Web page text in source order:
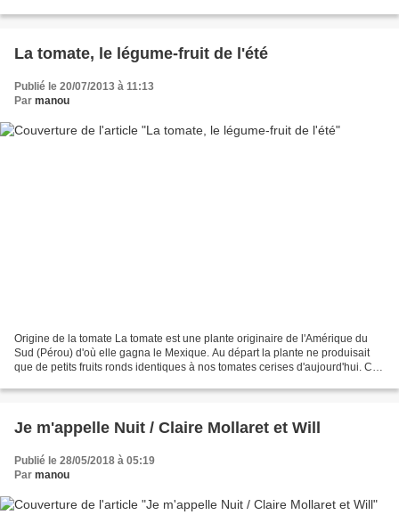
La tomate, le légume-fruit de l'été
Publié le 20/07/2013 à 11:13
Par manou
Origine de la tomate La tomate est une plante originaire de l'Amérique du
Sud (Pérou) d'où elle gagna le Mexique. Au départ la plante ne produisait
que de petits fruits ronds identiques à nos tomates cerises d'aujourd'hui. Ce
Je m'appelle Nuit / Claire Mollaret et Will
Publié le 28/05/2018 à 05:19
Par manou